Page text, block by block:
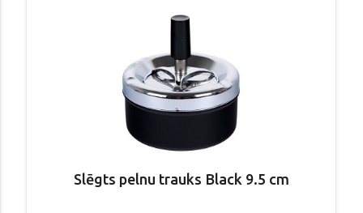
Slēgts pelnu trauks Black 9.5 cm